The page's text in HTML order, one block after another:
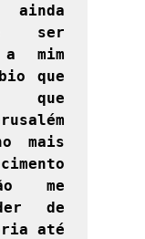
ser
mim
que
que
mais
me
de
até